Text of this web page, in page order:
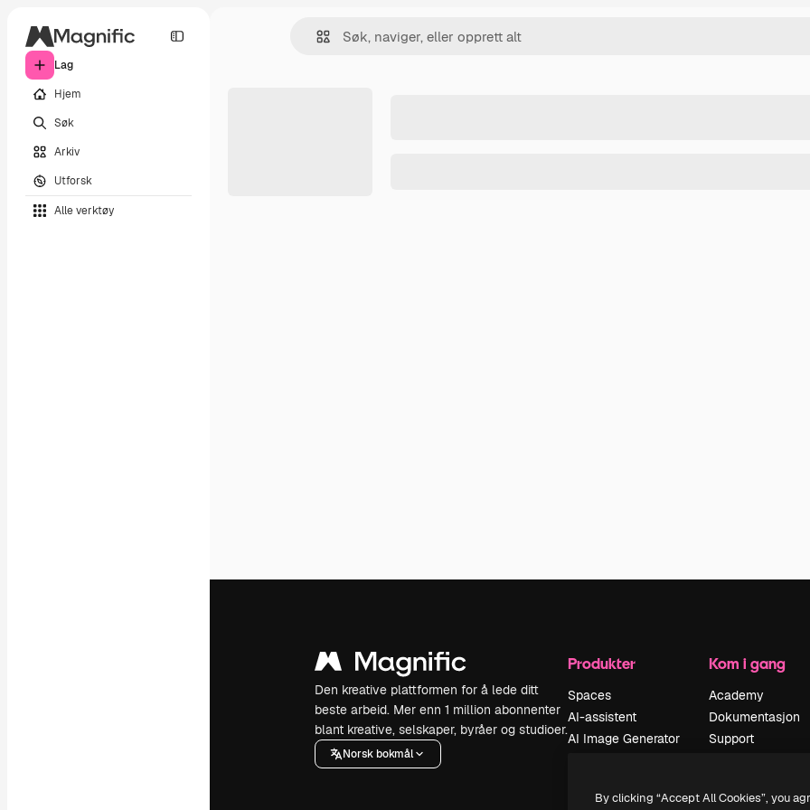
Lag
Hjem
Søk
Arkiv
Utforsk
Alle verktøy
Den kreative plattformen for å lede ditt
beste arbeid. Mer enn 1 million abonnenter
blant kreative, selskaper, byråer og studioer.
Norsk bokmål
Produkter
Spaces
AI-assistent
AI Image Generator
stemmegenerator
Kom i gang
Academy
Dokumentasjon
Support
Originaler
Early
By clicking “Accept All Cookies”, you